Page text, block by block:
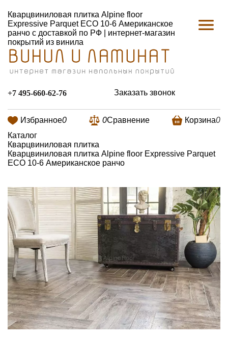
Кварцвиниловая плитка Alpine floor
Expressive Parquet ECO 10-6 Американское
ранчо с доставкой по РФ | интернет-магазин
покрытий из винила
+7 495-660-62-76 Заказать звонок
Избранное0 0Сравнение Корзина0
Каталог
Кварцвиниловая плитка
Кварцвиниловая плитка Alpine floor Expressive Parquet
ECO 10-6 Американское ранчо